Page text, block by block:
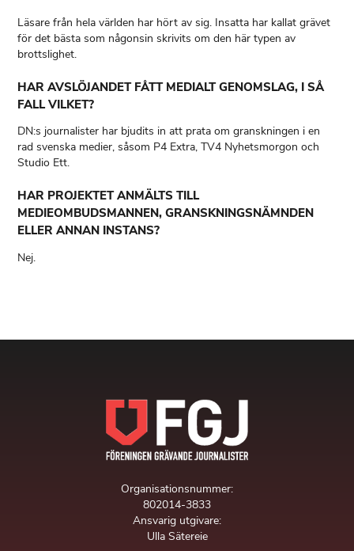
Läsare från hela världen har hört av sig. Insatta har kallat grävet
för det bästa som någonsin skrivits om den här typen av
brottslighet.
HAR AVSLÖJANDET FÅTT MEDIALT GENOMSLAG, I SÅ
FALL VILKET?
DN:s journalister har bjudits in att prata om granskningen i en
rad svenska medier, såsom P4 Extra, TV4 Nyhetsmorgon och
Studio Ett.
HAR PROJEKTET ANMÄLTS TILL
MEDIEOMBUDSMANNEN, GRANSKNINGSNÄMNDEN
ELLER ANNAN INSTANS?
Nej.
Organisationsnummer:
802014-3833
Ansvarig utgivare:
Ulla Sätereie